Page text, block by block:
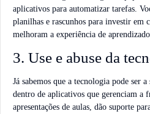
aplicativos para automatizar tarefas.
planilhas e rascunhos para investir em
melhoram a experiência de
3. Use e abuse da
Já sabemos que a tecnologia pode ser
dentro de aplicativos que gerenciam a
apresentações de aulas, dão suporte